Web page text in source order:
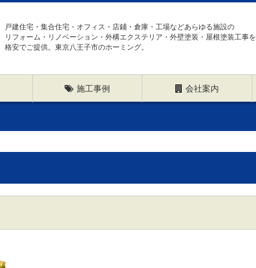
戸建住宅・集合住宅・オフィス・店鋪・倉庫・工場などあらゆる施設の
リフォーム・リノベーション・外構エクステリア・外壁塗装・屋根塗装工事を
格安でご提供。東京八王子市のホーミング。
施工事例 会社案内